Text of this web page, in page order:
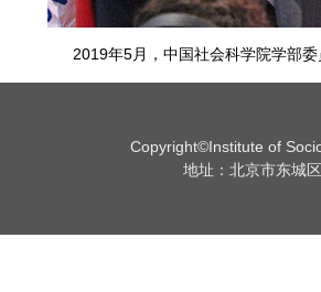
2019年5月，中国社会科学院学部
Copyright©Institute of
地址：北京市东